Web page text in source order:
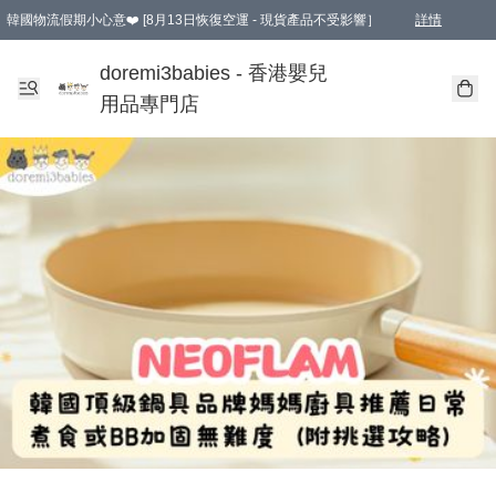
韓國物流假期小心意❤️ [8月13日恢復空運 - 現貨產品不受影響］ 詳情
新會員首張訂單滿$600即享9折優惠！(部份超優惠產品 & 品牌指定價除外)
doremi3babies - 香港嬰兒
用品專門店